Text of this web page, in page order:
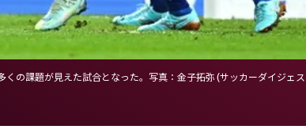
の課題が見えた試合となった。写真：金子拓弥 (サッカーダイジェ